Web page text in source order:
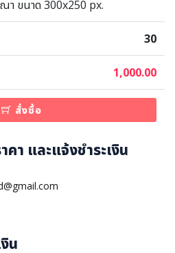
า ขนาด 300x250 px.
30
1,000.00
สั่งซื้อ
คา และแจ้งชำระเงิน
น